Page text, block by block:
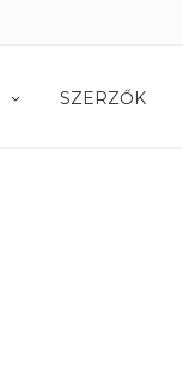
SZERZŐK